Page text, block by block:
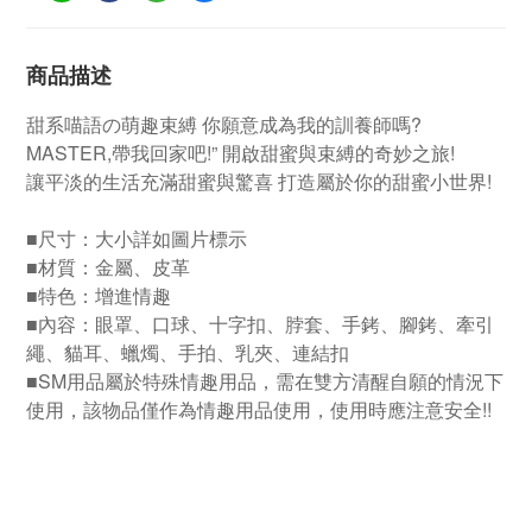
商品描述
甜系喵語の萌趣束縛 你願意成為我的訓養師嗎?
MASTER,帶我回家吧!” 開啟甜蜜與束縛的奇妙之旅!
讓平淡的生活充滿甜蜜與驚喜 打造屬於你的甜蜜小世界!
■尺寸：大小詳如圖片標示
■材質：金屬、皮革
■特色：增進情趣
■內容：眼罩、口球、十字扣、脖套、手銬、腳銬、牽引
繩、貓耳、蠟燭、手拍、乳夾、連結扣
■SM用品屬於特殊情趣用品，需在雙方清醒自願的情況下
使用，該物品僅作為情趣用品使用，使用時應注意安全!!